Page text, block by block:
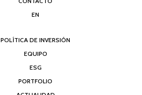
EN
POLÍTICA DE INVERSIÓN
EQUIPO
ESG
PORTFOLIO